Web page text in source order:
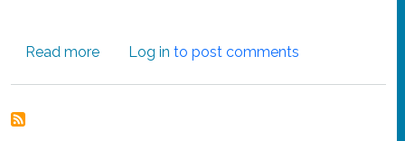
Read moreabout Sahararako janari bilketa
Log in to post comments